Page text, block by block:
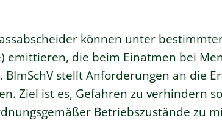
können unter
emittieren, die beim Einatmen bei
stellt Anforderungen an die
Ziel ist es, Gefahren zu verhindern
Betriebszustände zu